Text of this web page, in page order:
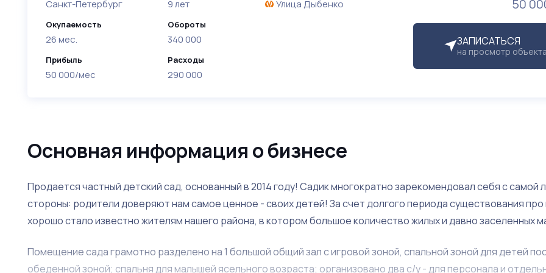
50
ЗАПИСАТЬСЯ
на просмотр
Санкт-Петербург
Окупаемость
26 мес.
Прибыль
50 000/мес
9 лет
Обороты
340 000
Расходы
290 000
Улица Дыбенко
Основная информация о бизнесе
Продается частный детский сад, основанный в 2014 году! Садик многократно зарекомендовал себя с самой
стороны: родители доверяют нам самое ценное - своих детей! За счет долгого периода существования про
хорошо стало известно жителям нашего района, в котором большое количество жилых и давно заселенных
Помещение сада грамотно разделено на 1 большой общий зал с игровой зоной, спальной зоной для детей
обеденной зоной; спальня для малышей ясельного возраста; организовано два с/у - для персонала и